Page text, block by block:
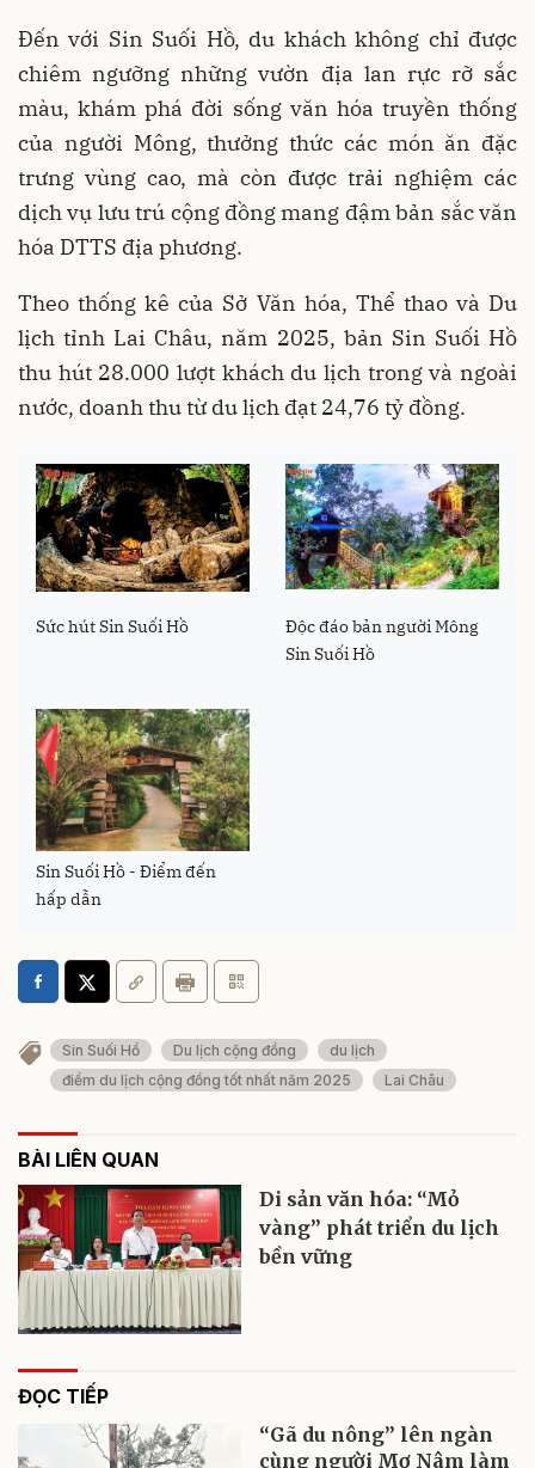
Đến với Sin Suối Hồ, du khách không chỉ được
chiêm ngưỡng những vườn địa lan rực rỡ sắc
màu, khám phá đời sống văn hóa truyền thống
của người Mông, thưởng thức các món ăn đặc
trưng vùng cao, mà còn được trải nghiệm các
dịch vụ lưu trú cộng đồng mang đậm bản sắc văn
hóa DTTS địa phương.
Theo thống kê của Sở Văn hóa, Thể thao và Du
lịch tỉnh Lai Châu, năm 2025, bản Sin Suối Hồ
thu hút 28.000 lượt khách du lịch trong và ngoài
nước, doanh thu từ du lịch đạt 24,76 tỷ đồng.
Sức hút Sin Suối Hồ
Độc đáo bản người Mông
Sin Suối Hồ
Sin Suối Hồ - Điểm đến
hấp dẫn
Sin Suối Hồ Du lịch cộng đồng
du lịch
điểm du lịch cộng đồng tốt nhất năm 2025
Lai Châu
BÀI LIÊN QUAN
Di sản văn hóa: “Mỏ
vàng” phát triển du lịch
bền vững
ĐỌC TIẾP
“Gã du nông” lên ngàn
cùng người Mơ Nâm làm